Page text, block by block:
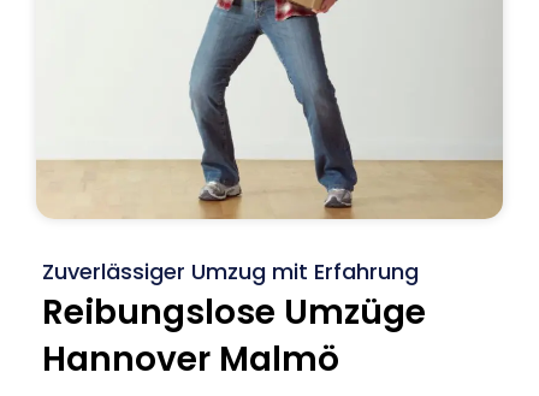
Zuverlässiger Umzug mit Erfahrung
Reibungslose Umzüge
Hannover Malmö